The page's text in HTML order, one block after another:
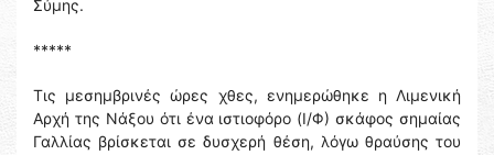
Σύμης.
*****
Τις μεσημβρινές ώρες χθες, ενημερώθηκε η Λιμενική
Αρχή της Νάξου ότι ένα ιστιοφόρο (Ι/Φ) σκάφος σημαίας
Γαλλίας βρίσκεται σε δυσχερή θέση, λόγω θραύσης του